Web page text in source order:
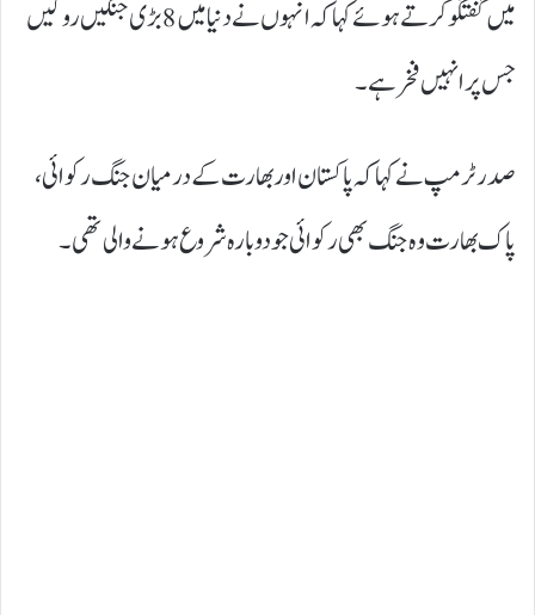
میں گفتگو کرتے ہوئے کہا کہ انہوں نے دنیا میں 8 بڑی جنگیں روکیں
جس پر انہیں فخر ہے۔
صدر ٹرمپ نے کہا کہ پاکستان اوربھارت کے درمیان جنگ رکوائی،
پاک بھارت وہ جنگ بھی رکوائی جو دوبارہ شروع ہونے والی تھی۔